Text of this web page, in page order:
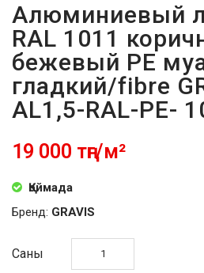
Алюминиевый
RAL 1011
бежевый PE
гладкий/fibre
AL1,5-RAL-PE-
19 000 тңг/м²
Қоймада
Бренд: GRAVIS
Саны